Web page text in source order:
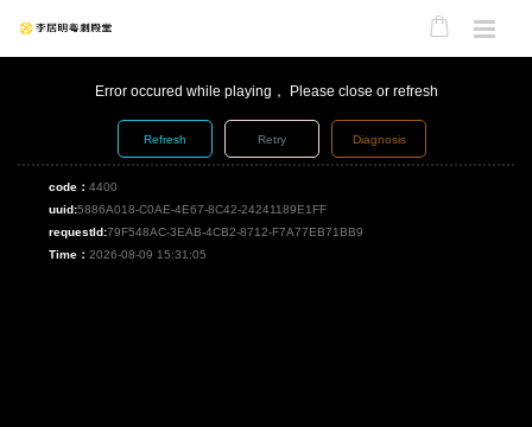
Error occured while playing， Please close or refresh
Refresh Retry Diagnosis
code： 4400
uuid:5886A018-C0AE-4E67-8C42-24241189E1FF
requestId:79F548AC-3EAB-4CB2-8712-F7A77EB71BB9
Time： 2026-08-09 15:31:05